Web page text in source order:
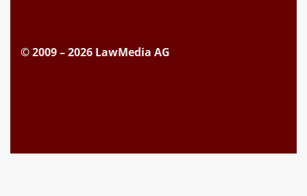
© 2009 – 2026 LawMedia AG